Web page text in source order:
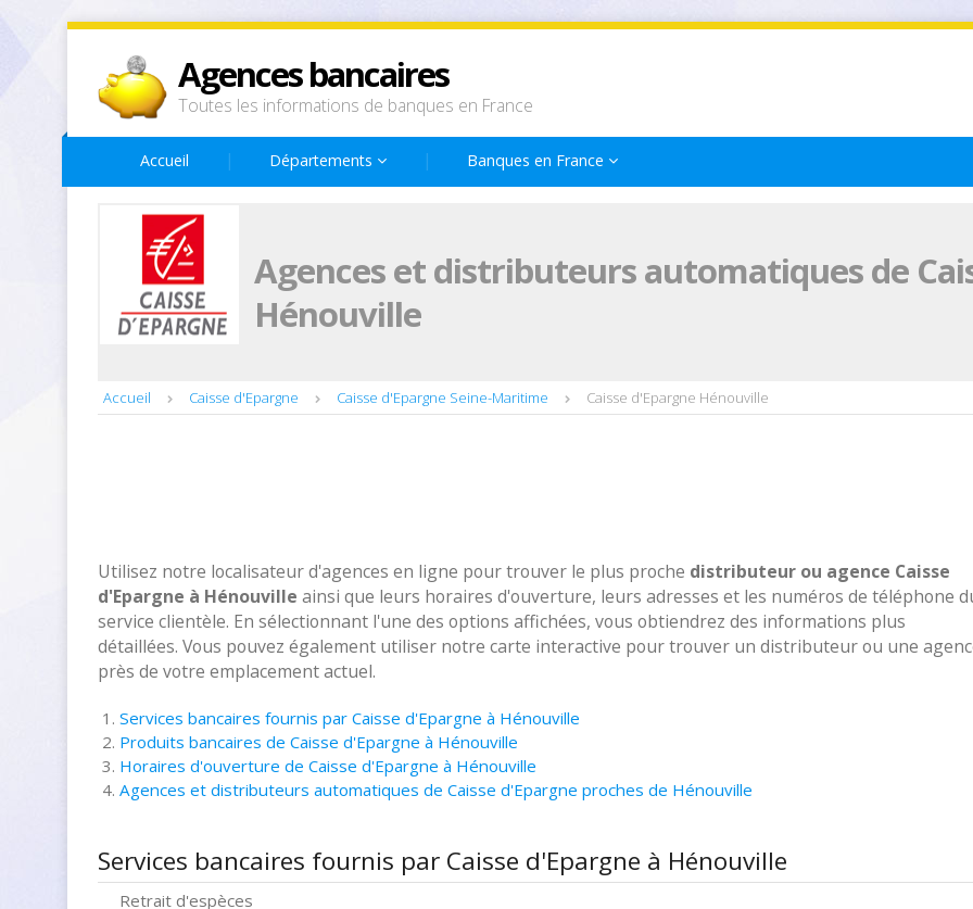
Agences bancaires
Toutes les informations de banques en France
Accueil Départements Banques en France
Agences et distributeurs automatiques de
Hénouville
Accueil Caisse d'Epargne Caisse d'Epargne Seine-Maritime Caisse d'Epargne Hénouville
Utilisez notre localisateur d'agences en ligne pour trouver le plus proche distributeur ou agence Caisse
d'Epargne à Hénouville ainsi que leurs horaires d'ouverture, leurs adresses et les numéros de téléphone
service clientèle. En sélectionnant l'une des options affichées, vous obtiendrez des informations plus
détaillées. Vous pouvez également utiliser notre carte interactive pour trouver un distributeur ou une
près de votre emplacement actuel.
Services bancaires fournis par Caisse d'Epargne à Hénouville
Produits bancaires de Caisse d'Epargne à Hénouville
Horaires d'ouverture de Caisse d'Epargne à Hénouville
Agences et distributeurs automatiques de Caisse d'Epargne proches de Hénouville
Services bancaires fournis par Caisse d'Epargne à Hénouville
Retrait d'espèces